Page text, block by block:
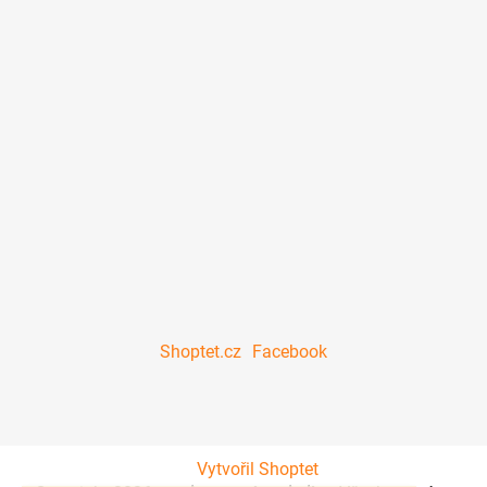
Shoptet.cz Facebook
Vytvořil Shoptet